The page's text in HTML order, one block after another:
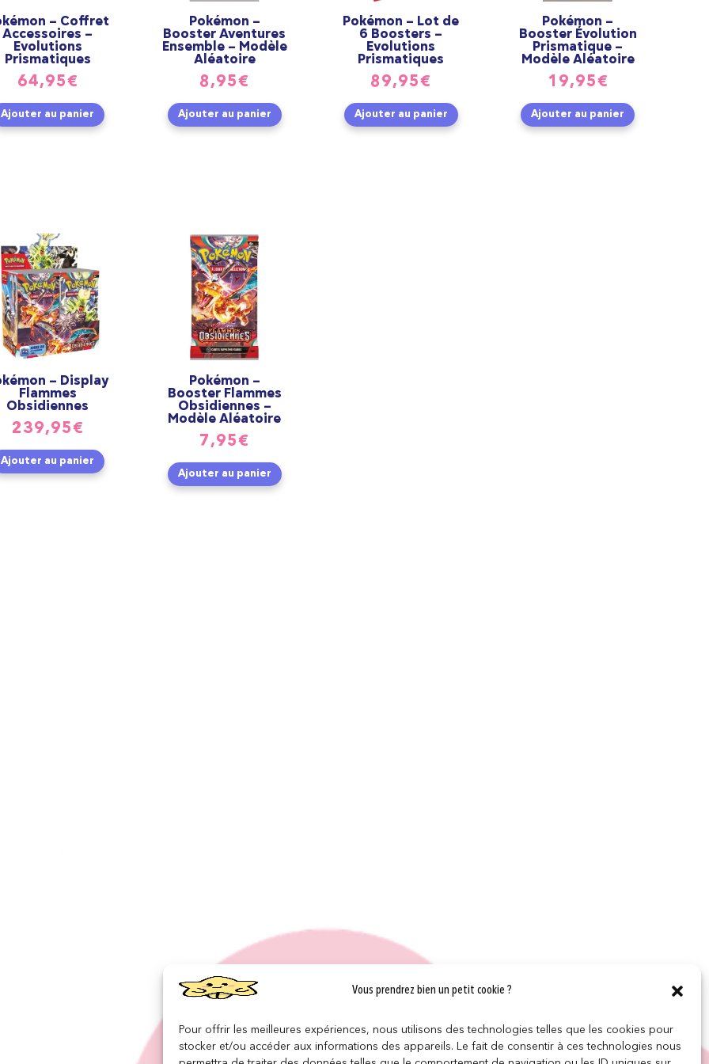
Vous prendrez bien un petit cookie ?
Pour offrir les meilleures expériences, nous utilisons des technologies telles que les cookies pour
stocker et/ou accéder aux informations des appareils. Le fait de consentir à ces technologies nous
– Coffret
Accessoires –
Evolutions
Prismatiques
64,95€
Ajouter au panier
Pokémon –
Booster Aventures
Ensemble – Modèle
Aléatoire
8,95€
Ajouter au panier
Pokémon – Lot de
6 Boosters –
Evolutions
Prismatiques
89,95€
Ajouter au panier
Pokémon –
Booster Évolution
Prismatique –
Modèle Aléatoire
19,95€
Ajouter au panier
– Display
Flammes
Obsidiennes
239,95€
Ajouter au panier
Pokémon –
Booster Flammes
Obsidiennes –
Modèle Aléatoire
7,95€
Ajouter au panier